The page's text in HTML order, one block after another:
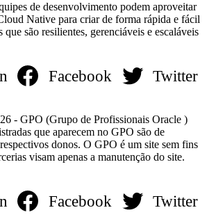
de desenvolvimento podem aproveitar
Native para criar de forma rápida e fácil
são resilientes, gerenciáveis ​​e escaláveis
Facebook Twitter
- GPO (Grupo de Profissionais Oracle )
que aparecem no GPO são de
donos. O GPO é um site sem fins
visam apenas a manutenção do site.
Facebook Twitter